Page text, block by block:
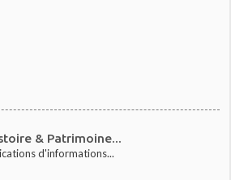
& Patrimoine...
d'informations...